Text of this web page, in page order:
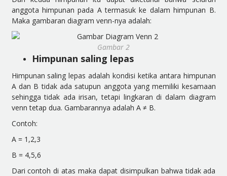
anggota himpunan pada A termasuk ke dalam himpunan B.
Maka gambaran diagram venn-nya adalah:
Gambar 2
Himpunan saling lepas
Himpunan saling lepas adalah kondisi ketika antara himpunan
A dan B tidak ada satupun anggota yang memiliki kesamaan
sehingga tidak ada irisan, tetapi lingkaran di dalam diagram
venn tetap dua. Gambarannya adalah A ≠ B.
Contoh:
A = 1,2,3
B = 4,5,6
Dari contoh di atas maka dapat disimpulkan bahwa tidak ada